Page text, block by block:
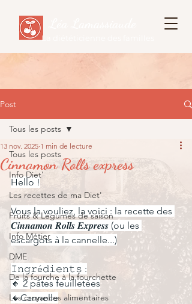
La diététicienne des familles
Post
Tous les posts
Info Diet'
Les recettes de ma Diet'
Fruits & Légumes de saison
Info Métier
DME
De la fourche à la fourchette
Les croyances alimentaires
Tous les posts
Cinnamon Rolls express
13 nov. 2025 1 min de lecture
Hello !
Vous la vouliez, la voici : la recette des
𝑪𝒊𝒏𝒏𝒂𝒎𝒐𝒏 𝑹𝒐𝒍𝒍𝒔 𝑬𝒙𝒑𝒓𝒆𝒔𝒔 (ou les
escargots à la cannelle...)
𝙸𝚗𝚐𝚛é𝚍𝚒𝚎𝚗𝚝𝚜 :
🔸 2 pâtes feuilletées
🔸Cannelle